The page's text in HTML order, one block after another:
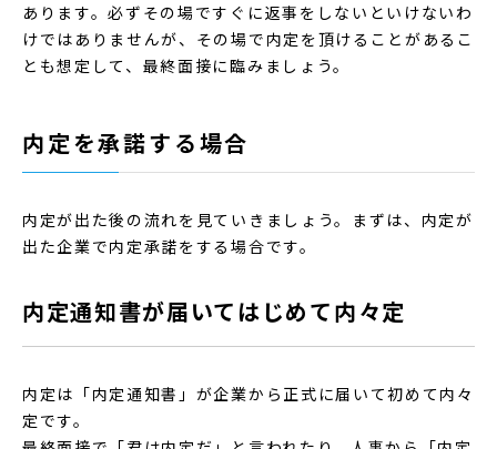
あります。必ずその場ですぐに返事をしないといけないわ
けではありませんが、その場で内定を頂けることがあるこ
とも想定して、最終面接に臨みましょう。
内定を承諾する場合
内定が出た後の流れを見ていきましょう。まずは、内定が
出た企業で内定承諾をする場合です。
内定通知書が届いてはじめて内々定
内定は「内定通知書」が企業から正式に届いて初めて内々
定です。